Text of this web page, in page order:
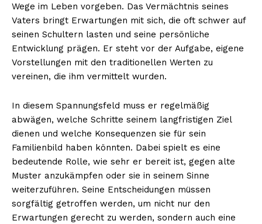
Wege im Leben vorgeben. Das Vermächtnis seines
Vaters bringt Erwartungen mit sich, die oft schwer auf
seinen Schultern lasten und seine persönliche
Entwicklung prägen. Er steht vor der Aufgabe, eigene
Vorstellungen mit den traditionellen Werten zu
vereinen, die ihm vermittelt wurden.
In diesem Spannungsfeld muss er regelmäßig
abwägen, welche Schritte seinem langfristigen Ziel
dienen und welche Konsequenzen sie für sein
Familienbild haben könnten. Dabei spielt es eine
bedeutende Rolle, wie sehr er bereit ist, gegen alte
Muster anzukämpfen oder sie in seinem Sinne
weiterzuführen. Seine Entscheidungen müssen
sorgfältig getroffen werden, um nicht nur den
Erwartungen gerecht zu werden, sondern auch eine